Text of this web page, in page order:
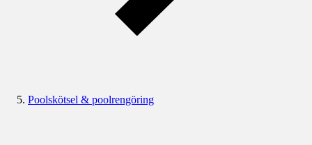
Poolskötsel & poolrengöring